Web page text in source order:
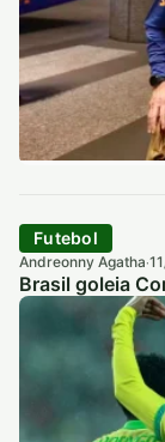
Futebol
Andreonny Agatha·
Brasil goleia